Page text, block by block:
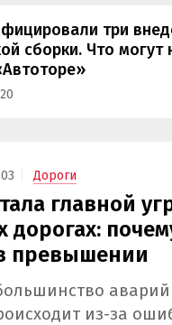
три
сборки. Что могут
Дороги
главной
дорогах:
превышении
из-за